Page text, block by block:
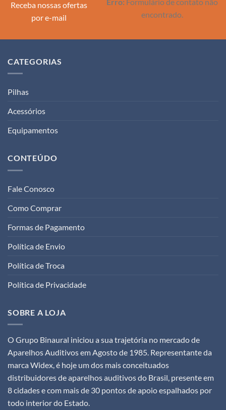
Receba nossas ofertas
por e-mail
encontrado.
CATEGORIAS
Pilhas
Acessórios
Equipamentos
CONTEÚDO
Fale Conosco
Como Comprar
Formas de Pagamento
Política de Envio
Política de Troca
Política de Privacidade
SOBRE A LOJA
O Grupo Binaural iniciou a sua trajetória no mercado de
Aparelhos Auditivos em Agosto de 1985. Representante da
marca Widex, é hoje um dos mais conceituados
distribuidores de aparelhos auditivos do Brasil, presente em
8 cidades e com mais de 30 pontos de apoio espalhados por
todo interior do Estado.